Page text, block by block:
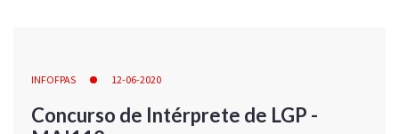
INFOFPAS 12-06-2020
Concurso de Intérprete de LGP -